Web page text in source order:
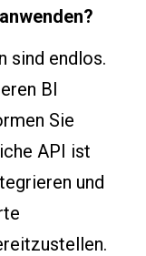
sind endlos.
BI
Sie
API ist
und